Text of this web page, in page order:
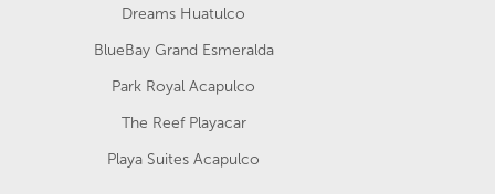
Dreams Huatulco
BlueBay Grand Esmeralda
Park Royal Acapulco
The Reef Playacar
Playa Suites Acapulco